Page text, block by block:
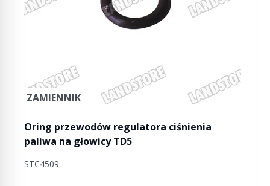
ZAMIENNIK
Oring przewodów regulatora ciśnienia
paliwa na głowicy TD5
STC4509